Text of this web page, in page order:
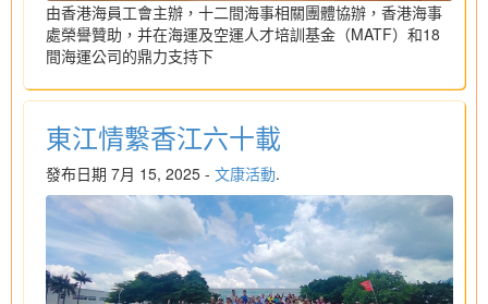
由香港海員工會主辦，十二間海事相關團體協辦，香港海事
處榮譽贊助，并在海運及空運人才培訓基金（MATF）和18
間海運公司的鼎力支持下
東江情繫香江六十載
發布日期 7月 15, 2025 - 文康活動.